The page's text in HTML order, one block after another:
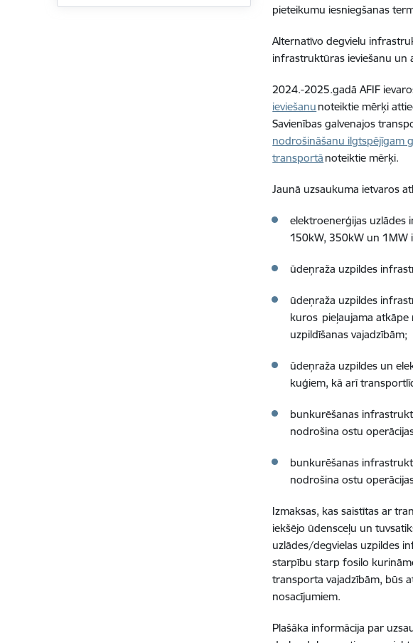
pieteikumu iesniegšanas
Alternatīvo degvielu
infrastruktūras ieviešanu un
2024.-2025.gadā AFIF
ieviešanu noteiktie mērķi
Savienības galvenajos
nodrošināšanu ilgtspējīgam
transportā noteiktie mērķi.
Jaunā uzsaukuma ietvaros
elektroenerģijas uzlādes
150kW, 350kW un 1MW
ūdeņraža uzpildes
ūdeņraža uzpildes
kuros pieļaujama atkāpe
uzpildīšanas vajadzībām;
ūdeņraža uzpildes un
kuģiem, kā arī
bunkurēšanas
nodrošina ostu
bunkurēšanas
nodrošina ostu
Izmaksas, kas saistītas ar
iekšējo ūdensceļu un
uzlādes/degvielas uzpildes
starpību starp fosilo
transporta vajadzībām, būs
nosacījumiem.
Plašāka informācija par